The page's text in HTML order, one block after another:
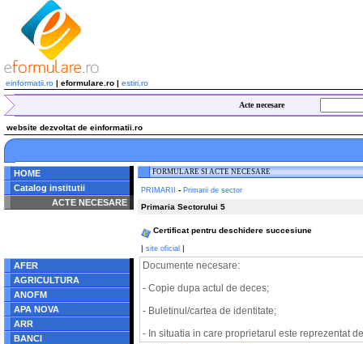
einformatii.ro | eformulare.ro | estiri.ro
Acte necesare
website dezvoltat de einformatii.ro
HOME
Catalog institutii
ACTE NECESARE
/home/eformulare.ro/public_html/navigare/stanga.php
AFER
AGRICULTURA
ANOFM
APA NOVA
ARR
BANCI
FORMULARE SI ACTE NECESARE
PRIMARII - Primarii de sector
Primaria Sectorului 5
Certificat pentru deschidere succesiune
| site oficial |
Documente necesare:
- Copie dupa actul de deces;
- Buletinul/cartea de identitate;
- In situatia in care proprietarul este reprezentat